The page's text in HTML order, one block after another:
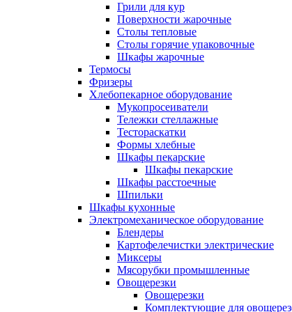
Грили для кур
Поверхности жарочные
Столы тепловые
Столы горячие упаковочные
Шкафы жарочные
Термосы
Фризеры
Хлебопекарное оборудование
Мукопросеиватели
Тележки стеллажные
Тестораскатки
Формы хлебные
Шкафы пекарские
Шкафы пекарские
Шкафы расстоечные
Шпильки
Шкафы кухонные
Электромеханическое оборудование
Блендеры
Картофелечистки электрические
Миксеры
Мясорубки промышленные
Овощерезки
Овощерезки
Комплектующие для